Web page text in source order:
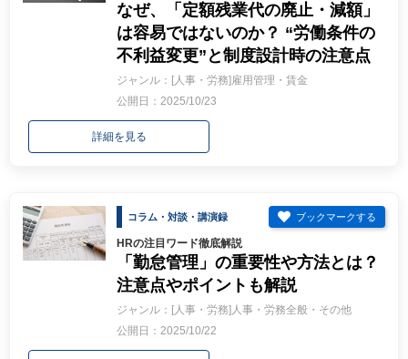
なぜ、「定額残業代の廃止・減額」
は容易ではないのか？ “労働条件の
不利益変更”と制度設計時の注意点
ジャンル：[人事・労務]雇用管理・賃金
公開日：2025/10/23
詳細を見る
コラム・対談・講演録
HRの注目ワード徹底解説
「勤怠管理」の重要性や方法とは？
注意点やポイントも解説
ジャンル：[人事・労務]人事・労務全般・その他
公開日：2025/10/22